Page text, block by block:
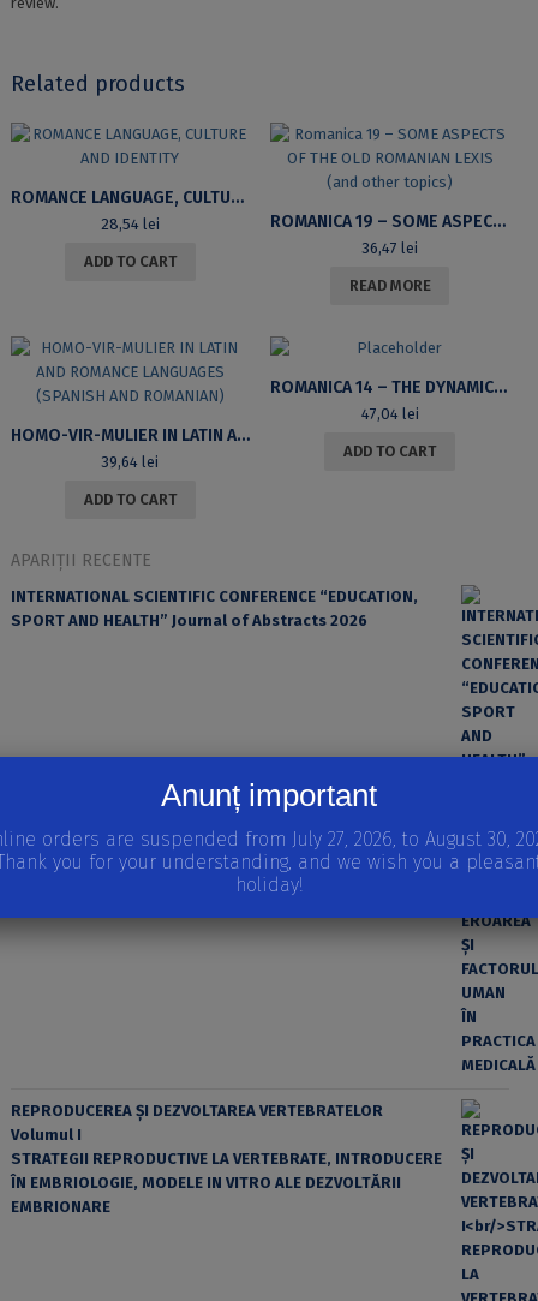
Related products
ROMANCE LANGUAGE, CULTURE AND IDENTITY
28,54 lei
ADD TO CART
ROMANICA 19 – SOME ASPECTS OF THE OLD ROMANIAN LEXIS (AND OTHER TOPICS)
36,47lei
READ MORE
HOMO-VIR-MULIER IN LATIN AND ROMANCE LANGUAGES (SPANISH AND ROMANIAN)
39,64lei
ADD TO CART
ROMANICA 14 – THE DYNAMICS OF THE FASHION VOCABULARY IN THE 19TH CENTURY: STUDY OF LEXICAL NEOLOGY
47,04 lei
ADD TO CART
APARIȚII RECENTE
INTERNATIONAL SCIENTIFIC CONFERENCE “EDUCATION,
SPORT AND HEALTH” Journal of Abstracts 2026
REPRODUCEREA ȘI DEZVOLTAREA VERTEBRATELOR
Volumul I
STRATEGII REPRODUCTIVE LA VERTEBRATE, INTRODUCERE
ÎN EMBRIOLOGIE, MODELE IN VITRO ALE DEZVOLTĂRII
EMBRIONARE
Anunț important
orders are suspended from July 27, 2026, to August 30,
you for your understanding, and we wish you a
holiday!